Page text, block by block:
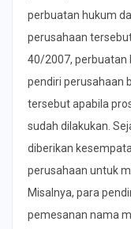
perbuatan hukum
perusahaan
40/2007, perbuatan
pendiri perusahaan
tersebut apabila
sudah dilakukan.
diberikan
perusahaan untuk
Misalnya, para
pemesanan nama